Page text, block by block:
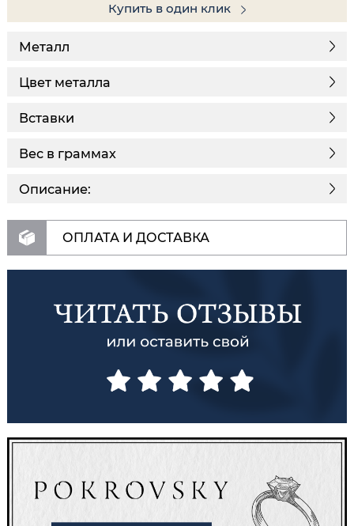
Купить в один клик
Металл
Цвет металла
Вставки
Описание:
Вес в граммах
ОПЛАТА И ДОСТАВКА